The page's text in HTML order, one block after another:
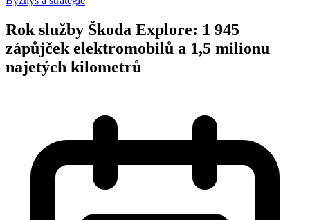
Rok služby Škoda Explore: 1 945
zápůjček elektromobilů a 1,5 milionu
najetých kilometrů